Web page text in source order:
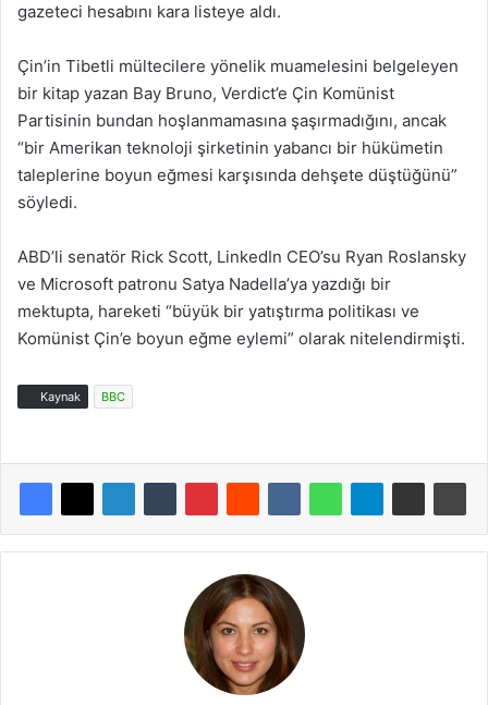
gazeteci hesabını kara listeye aldı.
Çin’in Tibetli mültecilere yönelik muamelesini belgeleyen
bir kitap yazan Bay Bruno, Verdict’e Çin Komünist
Partisinin bundan hoşlanmamasına şaşırmadığını, ancak
“bir Amerikan teknoloji şirketinin yabancı bir hükümetin
taleplerine boyun eğmesi karşısında dehşete düştüğünü”
söyledi.
ABD’li senatör Rick Scott, LinkedIn CEO’su Ryan Roslansky
ve Microsoft patronu Satya Nadella’ya yazdığı bir
mektupta, hareketi “büyük bir yatıştırma politikası ve
Komünist Çin’e boyun eğme eylemi” olarak nitelendirmişti.
Kaynak BBC